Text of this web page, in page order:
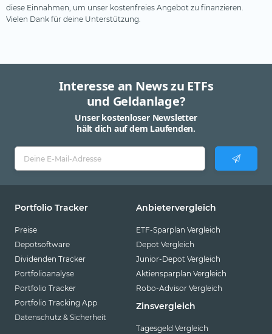
diese Einnahmen, um unser kostenfreies Angebot zu finanzieren.
Vielen Dank für deine Unterstützung.
Interesse an News zu ETFs
und Geldanlage?
Unser kostenloser Newsletter
hält dich auf dem Laufenden.
Portfolio Tracker
Preise
Depotsoftware
Dividenden Tracker
Portfolioanalyse
Portfolio Tracker
Portfolio Tracking App
Datenschutz & Sicherheit
Anbietervergleich
ETF-Sparplan Vergleich
Depot Vergleich
Junior-Depot Vergleich
Aktiensparplan Vergleich
Robo-Advisor Vergleich
Zinsvergleich
Tagesgeld Vergleich